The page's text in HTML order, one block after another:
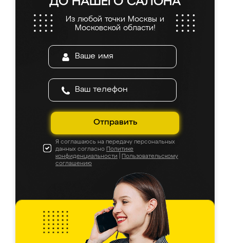
Из любой точки Москвы и
Московской области!
Отправить
Я соглашаюсь на передачу персональных
данных согласно Политике
конфиденциальности
Пользовательскому
соглашению